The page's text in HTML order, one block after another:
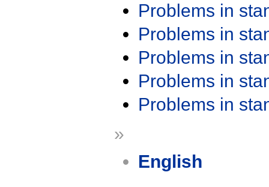
Problems in
Problems in
Problems in
Problems in
Problems in
»
English